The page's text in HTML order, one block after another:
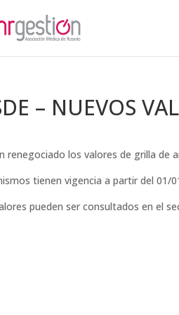
– NUEVOS
renegociado los valores de grilla de
tienen vigencia a partir del 01/
pueden ser consultados en el